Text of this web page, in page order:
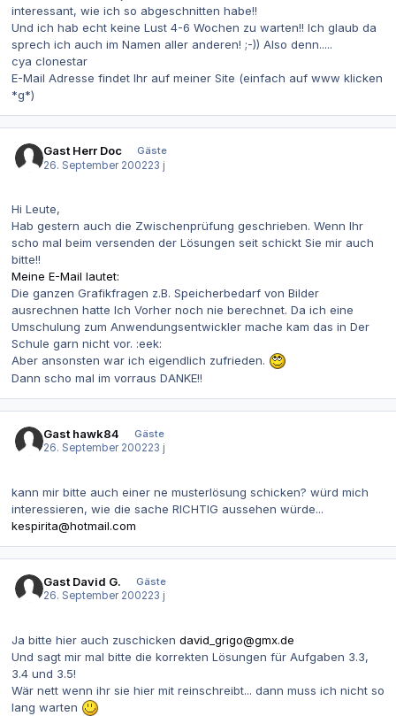
interessant, wie ich so abgeschnitten habe!!
Und ich hab echt keine Lust 4-6 Wochen zu warten!! Ich glaub da
sprech ich auch im Namen aller anderen! ;-)) Also denn.....
cya clonestar
E-Mail Adresse findet Ihr auf meiner Site (einfach auf www klicken
*g*)
Gast Herr Doc
Gäste
26. September 200223 j
Hi Leute,
Hab gestern auch die Zwischenprüfung geschrieben. Wenn Ihr
scho mal beim versenden der Lösungen seit schickt Sie mir auch
bitte!!
Meine E-Mail lautet:
Die ganzen Grafikfragen z.B. Speicherbedarf von Bilder
ausrechnen hatte Ich Vorher noch nie berechnet. Da ich eine
Umschulung zum Anwendungsentwickler mache kam das in Der
Schule garn nicht vor. :eek:
Aber ansonsten war ich eigendlich zufrieden.
Dann scho mal im vorraus DANKE!!
Gast hawk84
Gäste
26. September 200223 j
kann mir bitte auch einer ne musterlösung schicken? würd mich
interessieren, wie die sache RICHTIG aussehen würde...
kespirita@hotmail.com
Gast David G.
Gäste
26. September 200223 j
Ja bitte hier auch zuschicken david_grigo@gmx.de
Und sagt mir mal bitte die korrekten Lösungen für Aufgaben 3.3,
3.4 und 3.5!
Wär nett wenn ihr sie hier mit reinschreibt... dann muss ich nicht so
lang warten